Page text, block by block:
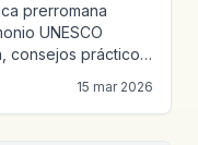
prerromana
UNESCO
consejos prácticos
15 mar 2026